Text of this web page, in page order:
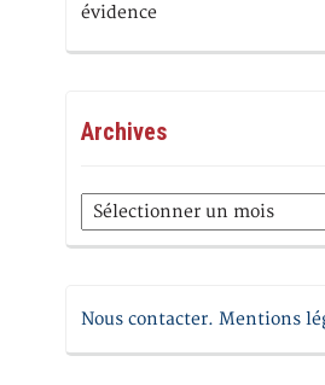
évidence
Archives
Archives
Nous contacter. Mentions